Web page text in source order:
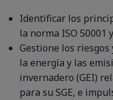
Identificar los
la norma ISO 50001
Gestione los
la energía y las
invernadero (GEI)
para su SGE, e